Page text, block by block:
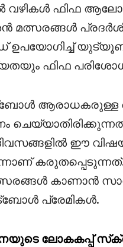
വഴികൾ ഫിഫ
ഉപയോഗിച്ച്
ഫിഫ
ആരാധകരുള്ള
ഈ
കാണാൻ
പ്രേമികൾ.
ലോകകപ്പ്